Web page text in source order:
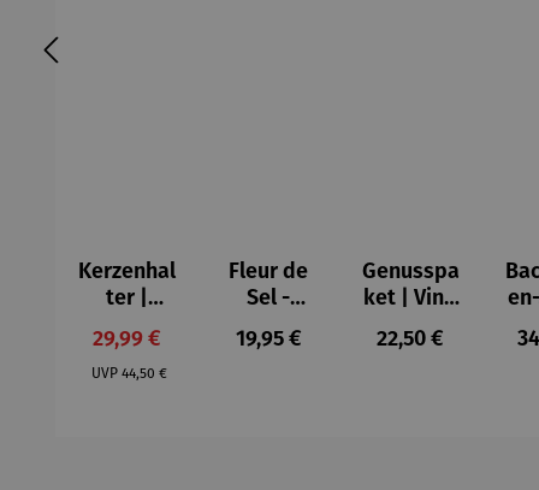
Kerzenhal
ter |
Porzellan
– Slate
Smoke
Verkaufspreis:
29,99 €
UVP Regulärer Preis:
44,50 €
Fleur de
Sel -
Geschenk
box
Regulärer Preis:
19,95 €
Genusspa
ket | Vino
y Olivas
Regulärer Preis:
22,50 €